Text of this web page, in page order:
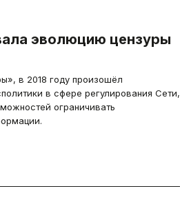
эволюцию цензуры
в 2018 году произошёл
в сфере регулирования Сети,
ограничивать